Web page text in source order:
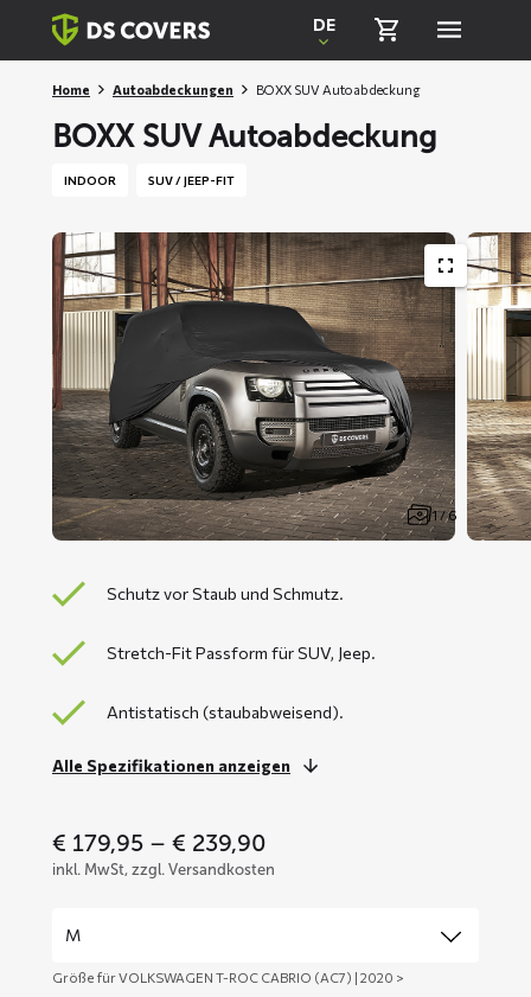
Skiplinks
DE
Home Autoabdeckungen BOXX SUV Autoabdeckung
BOXX SUV Autoabdeckung
INDOOR SUV / JEEP-FIT
1 / 6
Schutz vor Staub und Schmutz.
Stretch-Fit Passform für SUV, Jeep.
Antistatisch (staubabweisend).
Alle Spezifikationen anzeigen
€ 179,95 – € 239,90
range:
inkl. MwSt, zzgl. Versandkosten
Größe für VOLKSWAGEN T-ROC CABRIO (AC7) | 2020 >